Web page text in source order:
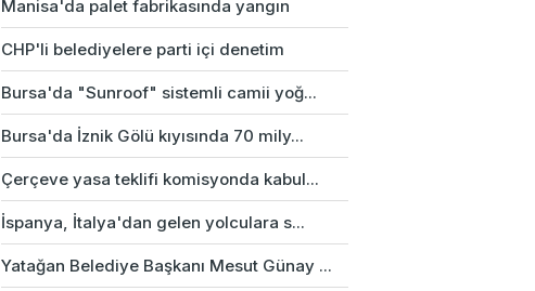
Manisa'da palet fabrikasında yangın
CHP'li belediyelere parti içi denetim
Bursa'da "Sunroof" sistemli camii yoğ...
Bursa'da İznik Gölü kıyısında 70 mily...
Çerçeve yasa teklifi komisyonda kabul...
İspanya, İtalya'dan gelen yolculara s...
Yatağan Belediye Başkanı Mesut Günay ...